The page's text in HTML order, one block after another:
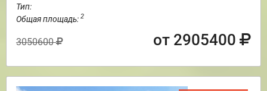
Тип:
Общая площадь: 2
3050600 от 2905400